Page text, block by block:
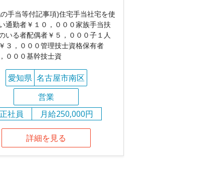
手当等付記事項)住宅手当社宅を使
通勤者￥１０，０００家族手当扶
いる者配偶者￥５，０００子１人
３，０００管理技士資格保有者
０００基幹技士資
愛知県 名古屋市南区
営業
正社員
月給250,000円
詳細を見る